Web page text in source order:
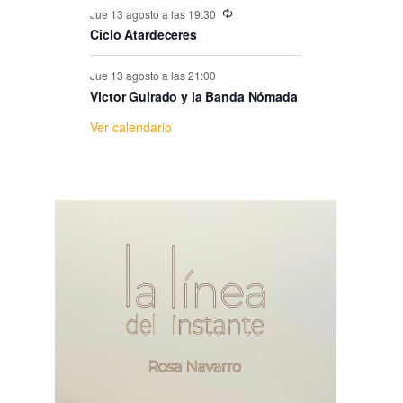
e
E
v
n
Jue 13 agosto a las 19:30
Ciclo Atardeceres
Jue 13 agosto a las 21:00
Victor Guirado y la Banda Nómada
Ver calendario